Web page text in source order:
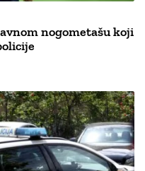
nogometašu koji